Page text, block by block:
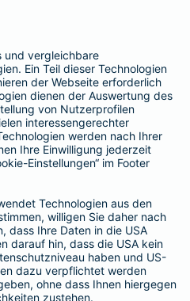
bei Ernstfällen
alles. Beim Gassigehen
gespickte Wurst. Die
4-fachen GOT-Satz und Balus
Rechnung begleichen. Der
dieNotfallversorgung
- ohne eine Begrenzung
Operationen.